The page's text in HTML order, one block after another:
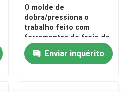
O molde de
dobra/pressiona o
trabalho feito com
ferramentas do freio de
ferramentas da
fabricação do corrimão
Enviar inquérito